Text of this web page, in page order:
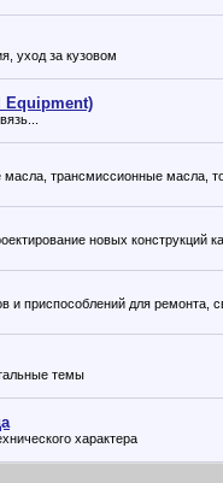
уход за кузовом
Equipment)
трансмиссионные масла,
новых конструкций
и приспособлений для ремонта,
темы
характера